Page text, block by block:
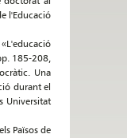
l'Educació
185-208,
Una
durant el
Universitat
Països de